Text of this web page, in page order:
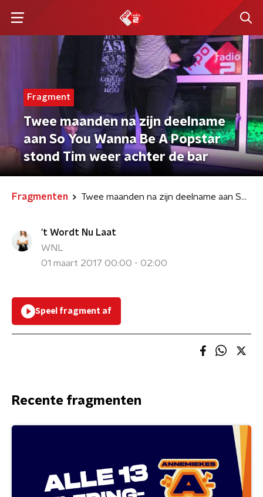
Fragment
Twee maanden na zijn deelname
aan So You Wanna Be A Popstar
stond Tim weer achter de bar
Fragmenten Twee maanden na zijn deelname aan So You Wanna Be A Popstar stond Tim weer achter de bar
't Wordt Nu Laat
WNL
01 maart 2017 00:00 - 02:00
Speel fragment af
Recente fragmenten